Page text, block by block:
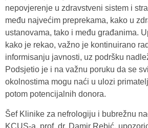
nepovjerenje u zdravstveni sistem i
među najvećim preprekama, kako u
ustanovama, tako i među građanima.
kako je rekao, važno je kontinuirano
informisanju javnosti, uz podršku
Podsjetio je i na važnu poruku da se
okolnostima mogu naći u ulozi
potom potencijalnih donora.
Šef Klinike za nefrologiju i bubrežnu
KCUS-a, prof. dr. Damir Rebić,